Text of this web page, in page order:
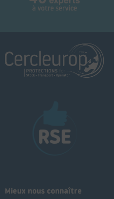
Mieux nous connaître